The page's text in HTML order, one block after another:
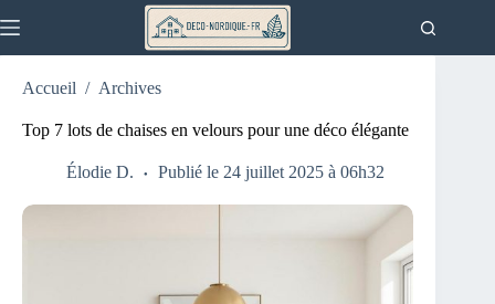
au
Accueil / Archives
Top 7 lots de chaises en velours pour une déco élégante
Élodie D. Publié le 24 juillet 2025 à 06h32